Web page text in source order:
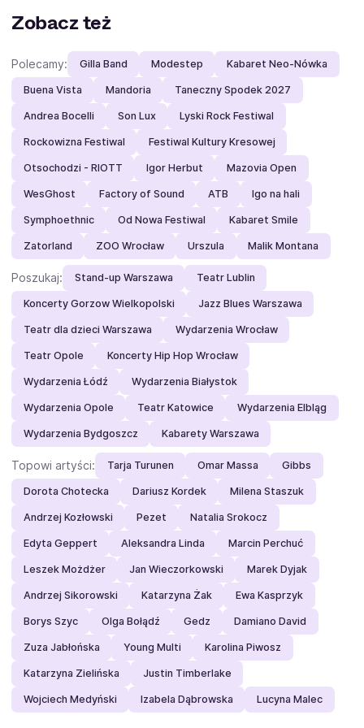
Zobacz też
Polecamy: Gilla Band Modestep Kabaret Neo-Nówka
Buena Vista Mandoria Taneczny Spodek 2027
Andrea Bocelli Son Lux Lyski Rock Festiwal
Rockowizna Festiwal Festiwal Kultury Kresowej
Otsochodzi - RIOTT Igor Herbut Mazovia Open
WesGhost Factory of Sound ATB Igo na hali
Symphoethnic Od Nowa Festiwal Kabaret Smile
Zatorland ZOO Wrocław Urszula Malik Montana
Poszukaj: Stand-up Warszawa Teatr Lublin
Koncerty Gorzow Wielkopolski Jazz Blues Warszawa
Teatr dla dzieci Warszawa Wydarzenia Wrocław
Teatr Opole Koncerty Hip Hop Wrocław
Wydarzenia Łódź Wydarzenia Białystok
Wydarzenia Opole Teatr Katowice Wydarzenia Elbląg
Wydarzenia Bydgoszcz Kabarety Warszawa
Topowi artyści: Tarja Turunen Omar Massa Gibbs
Dorota Chotecka Dariusz Kordek Milena Staszuk
Andrzej Kozłowski Pezet Natalia Srokocz
Edyta Geppert Aleksandra Linda Marcin Perchuć
Leszek Możdżer Jan Wieczorkowski Marek Dyjak
Andrzej Sikorowski Katarzyna Żak Ewa Kasprzyk
Borys Szyc Olga Bołądź Gedz Damiano David
Zuza Jabłońska Young Multi Karolina Piwosz
Katarzyna Zielińska Justin Timberlake
Wojciech Medyński Izabela Dąbrowska Lucyna Malec